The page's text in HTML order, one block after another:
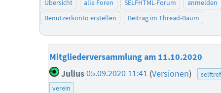
Übersicht alle Foren SELFHTML-Forum
anmelden
Benutzerkonto erstellen
Beitrag im Thread-Baum
Mitgliederversammlung am 11.10.2020
Julius 05.09.2020 11:41 (Versionen)
verein